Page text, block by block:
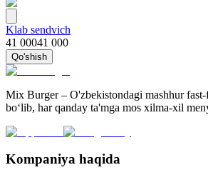
Klab sendvich
41 00041 000
Qo'shish
Mix Burger – O'zbekistondagi mashhur
bo‘lib, har qanday ta'mga mos xilma-xil
Kompaniya haqida